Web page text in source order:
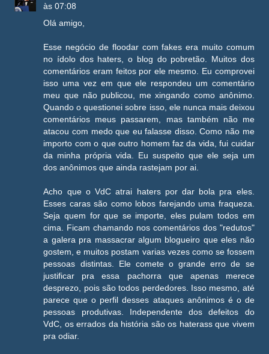
às 07:08
Olá amigo,
Esse negócio de floodar com fakes era muito comum
no ídolo dos haters, o blog do pobretão. Muitos dos
comentários eram feitos por ele mesmo. Eu comprovei
isso uma vez em que ele respondeu um comentário
meu que não publicou, me xingando como anônimo.
Quando o questionei sobre isso, ele nunca mais deixou
comentários meus passarem, mas também não me
atacou com medo que eu falasse disso. Como não me
importo com o que outro homem faz da vida, fui cuidar
da minha própria vida. Eu suspeito que ele seja um
dos anônimos que ainda rastejam por ai.
Acho que o VdC atrai haters por dar bola pra eles.
Esses caras são como lobos farejando uma fraqueza.
Seja quem for que se importe, eles pulam todos em
cima. Ficam chamando nos comentários dos "redutos"
a galera pra massacrar algum blogueiro que eles não
gostem, e muitos postam varias vezes como se fossem
pessoas distintas. Ele comete o grande erro de se
justificar pra essa pachorra que apenas merece
desprezo, pois são todos perdedores. Isso mesmo, até
parece que o perfil desses ataques anônimos é o de
pessoas produtivas. Independente dos defeitos do
VdC, os errados da história são os haterass que vivem
pra odiar.